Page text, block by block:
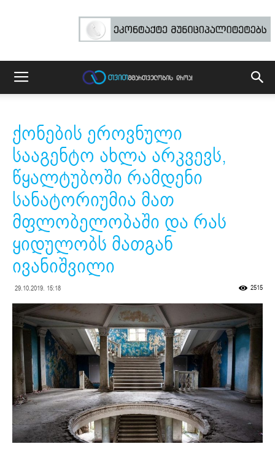
ქონების ეროვნული
სააგენტო ახლა არკვევს,
წყალტუბოში რამდენი
სანატორიუმია მათ
მფლობელობაში და რას
ყიდულობს მათგან
ივანიშვილი
29.10.2019. 15:18 2515